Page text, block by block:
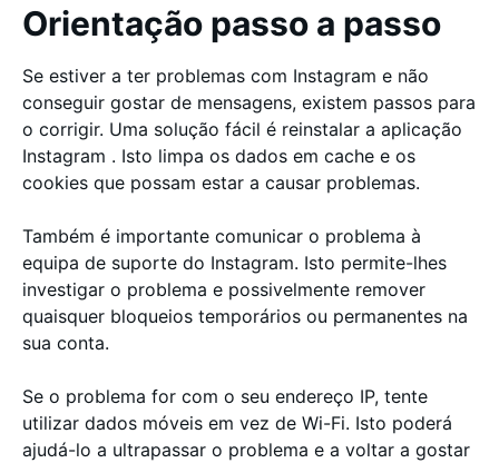
Orientação passo a passo
Se estiver a ter problemas com Instagram e não
conseguir gostar de mensagens, existem passos para
o corrigir. Uma solução fácil é reinstalar a aplicação
Instagram . Isto limpa os dados em cache e os
cookies que possam estar a causar problemas.
Também é importante comunicar o problema à
equipa de suporte do Instagram. Isto permite-lhes
investigar o problema e possivelmente remover
quaisquer bloqueios temporários ou permanentes na
sua conta.
Se o problema for com o seu endereço IP, tente
utilizar dados móveis em vez de Wi-Fi. Isto poderá
ajudá-lo a ultrapassar o problema e a voltar a gostar